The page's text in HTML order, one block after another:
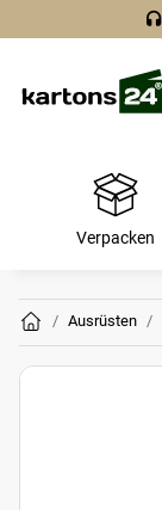
Verpacken
Ausrüsten